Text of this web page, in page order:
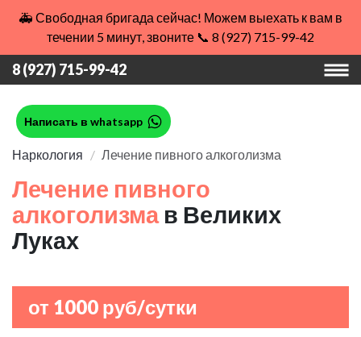
🚑 Свободная бригада сейчас! Можем выехать к вам в
течении 5 минут, звоните 📞 8 (927) 715-99-42
8 (927) 715-99-42
Написать в whatsapp
Наркология Лечение пивного алкоголизма
Лечение пивного
алкоголизма в Великих
Луках
от 1000 руб/сутки